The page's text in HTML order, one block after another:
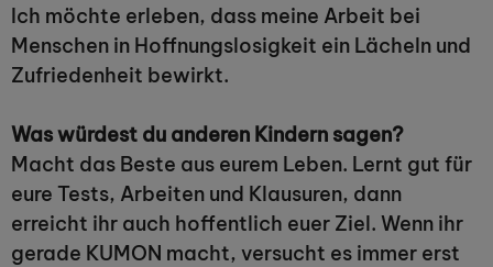
Ich möchte erleben, dass meine Arbeit bei
Menschen in Hoffnungslosigkeit ein Lächeln und
Zufriedenheit bewirkt.
Was würdest du anderen Kindern sagen?
Macht das Beste aus eurem Leben. Lernt gut für
eure Tests, Arbeiten und Klausuren, dann
erreicht ihr auch hoffentlich euer Ziel. Wenn ihr
gerade KUMON macht, versucht es immer erst